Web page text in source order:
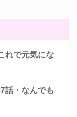
れで元気にな
話・なんでも